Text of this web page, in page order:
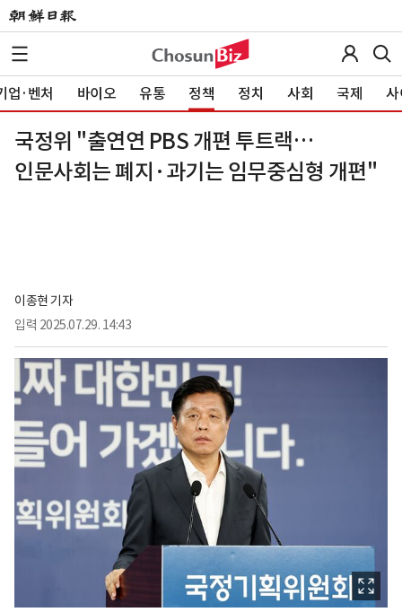
업·벤처 바이오 유통 정책 정치 사회 국제 사
국정위 "출연연 PBS 개편 투트랙…
인문사회는 폐지·과기는 임무중심형 개편"
이종현 기자
입력 2025.07.29. 14:43